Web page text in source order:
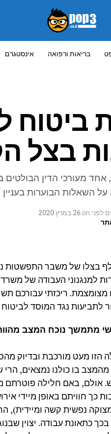
בריאות ורפואה אינסטגרם
ביטוח
בצל
אחד מעורכי הדין
על השאלות הבוערות
on 26 במרץ 2020
בצלו של משבר התפשטות
למנגנוני העבודה של
מצומצמת. ריכזתי עבורכם
לתביעות נגד המוסד לביטוח
מתמשך נוכח המצב
הזו מעט מורכבת ובדיוק
בו כולנו נמצאים,
אולם, באם חלילה פוטרתם
כך חוויתם באופן מיידי
נפשית קשה ומיידית),
כתאונת עבודה. יצוין